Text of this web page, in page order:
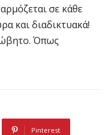
σε κάθε
και διαδικτυακά!
Όπως
Pinterest